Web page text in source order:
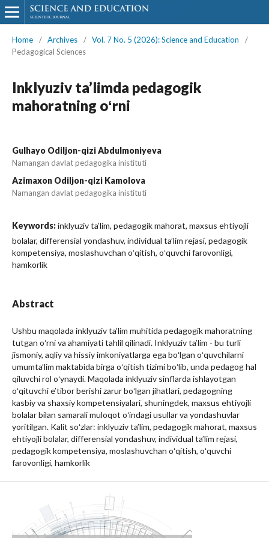
Home / Archives / Vol. 7 No. 5 (2026): Science and Education
/
Pedagogical Sciences
Inklyuziv ta’limda pedagogik
mahoratning oʻrni
Gulhayo Odiljon-qizi Abdulmoniyeva
Namangan davlat pedagogika inistituti
Azimaxon Odiljon-qizi Kamolova
Namangan davlat pedagogika inistituti
Keywords:inklyuziv ta’lim, pedagogik mahorat, maxsus ehtiyojli
bolalar, differensial yondashuv, individual ta’lim rejasi, pedagogik
kompetensiya, moslashuvchan oʻqitish, oʻquvchi farovonligi,
hamkorlik
Abstract
Ushbu maqolada inklyuziv ta’lim muhitida pedagogik mahoratning
tutgan oʻrni va ahamiyati tahlil qilinadi. Inklyuziv ta’lim - bu turli
jismoniy, aqliy va hissiy imkoniyatlarga ega boʻlgan oʻquvchilarni
umumta’lim maktabida birga oʻqitish tizimi boʻlib, unda pedagog hal
qiluvchi rol oʻynaydi. Maqolada inklyuziv sinflarda ishlayotgan
oʻqituvchi e’tibor berishi zarur boʻlgan jihatlari, pedagogning
kasbiy va shaxsiy kompetensiyalari, shuningdek, maxsus ehtiyojli
bolalar bilan samarali muloqot oʻindagi usullar va yondashuvlar
yoritilgan. Kalit soʻzlar: inklyuziv ta’lim, pedagogik mahorat, maxsus
ehtiyojli bolalar, differensial yondashuv, individual ta’lim rejasi,
pedagogik kompetensiya, moslashuvchan oʻqitish, oʻquvchi
farovonligi, hamkorlik